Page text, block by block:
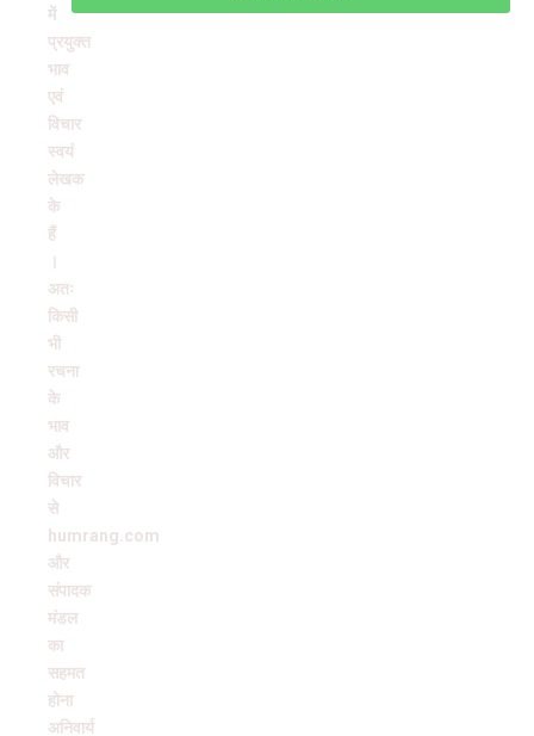
में
प्रयुक्त
भाव
एवं
विचार
स्वयं
लेखक
के
हैं
अतः
किसी
भी
रचना
के
भाव
और
विचार
से
humrang.com
और
संपादक
मंडल
का
सहमत
होना
अनिवार्य